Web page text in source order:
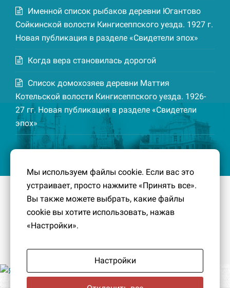
Именной список рыбаков деревни Югантово
Сойкинской волости Кингисеппского уезда. 1927 г.
Новая публикация в разделе «Свидетели эпох»
Когда вера становилась дорогой
Список домохозяев деревни Маттия
Котельской волости Кингисеппского уезда. 1926-
27 гг. Новая публикация в разделе «Свидетели
эпох»
© 2016-2026 Южный берег Финского залива
малой Родины, без которого трудно представить себе
историко-культурный ландшафт Петербурга и
Ленинградской области.
PavelDesign
Мы используем файлы cookie. Если вас это
устраивает, просто нажмите «Принять все».
Вы также можете выбрать, какие файлы
cookie вы хотите использовать, нажав
«Настройки».
Настройки